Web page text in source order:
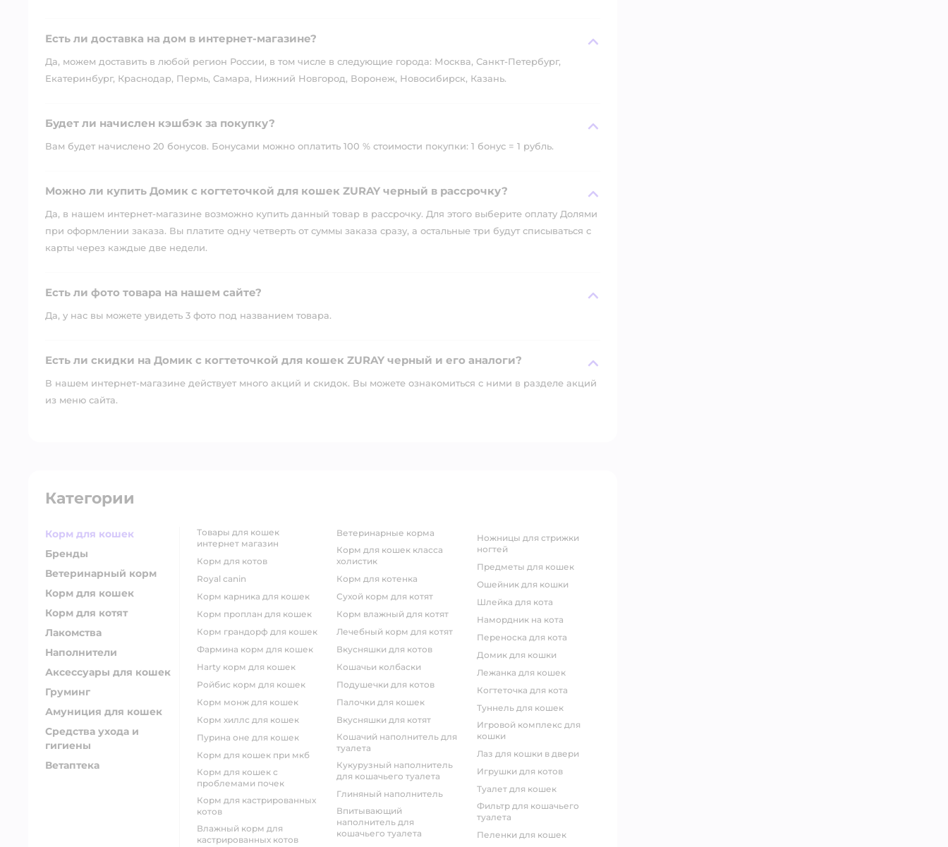
Есть ли доставка на дом в интернет-магазине?
Да, можем доставить в любой регион России, в том числе в следующие города: Москва, Санкт-Петербург,
Екатеринбург, Краснодар, Пермь, Самара, Нижний Новгород, Воронеж, Новосибирск, Казань.
Будет ли начислен кэшбэк за покупку?
Вам будет начислено 20 бонусов. Бонусами можно оплатить 100 % стоимости покупки: 1 бонус = 1 рубль.
Можно ли купить Домик с когтеточкой для кошек ZURAY черный в рассрочку?
Да, в нашем интернет-магазине возможно купить данный товар в рассрочку. Для этого выберите оплату Долями
при оформлении заказа. Вы платите одну четверть от суммы заказа сразу, а остальные три будут списываться с
карты через каждые две недели.
Есть ли фото товара на нашем сайте?
Да, у нас вы можете увидеть 3 фото под названием товара.
Есть ли скидки на Домик с когтеточкой для кошек ZURAY черный и его аналоги?
В нашем интернет-магазине действует много акций и скидок. Вы можете ознакомиться с ними в разделе акций
из меню сайта.
Категории
Корм для кошек
Бренды
Ветеринарный корм
Корм для кошек
Корм для котят
Лакомства
Наполнители
Аксессуары для кошек
Груминг
Амуниция для кошек
Средства ухода и
гигиены
Ветаптека
товары для кошек
интернет магазин
корм для котов
royal canin
корм карника для кошек
корм проплан для кошек
корм грандорф для кошек
фармина корм для кошек
harty корм для кошек
ройбис корм для кошек
корм монж для кошек
корм хиллс для кошек
пурина оне для кошек
корм для кошек при мкб
корм для кошек с
проблемами почек
Корм для кастрированных
котов
влажный корм для
кастрированных котов
ветеринарные корма
корм для кошек класса
холистик
корм для котенка
сухой корм для котят
корм влажный для котят
лечебный корм для котят
вкусняшки для котов
кошачьи колбаски
подушечки для котов
палочки для кошек
вкусняшки для котят
кошачий наполнитель для
туалета
кукурузный наполнитель
для кошачьего туалета
глиняный наполнитель
впитывающий
наполнитель для
кошачьего туалета
ножницы для стрижки
ногтей
предметы для кошек
ошейник для кошки
шлейка для кота
намордник на кота
переноска для кота
домик для кошки
лежанка для кошек
когтеточка для кота
туннель для кошек
игровой комплекс для
кошки
лаз для кошки в двери
игрушки для котов
туалет для кошек
фильтр для кошачьего
туалета
пеленки для кошек